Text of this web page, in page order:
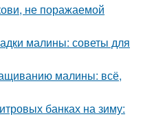
не поражаемой
малины: советы для
малины: всё,
банках на зиму: